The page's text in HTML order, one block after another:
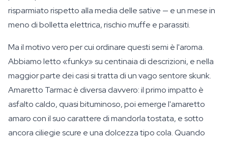
risparmiato rispetto alla media delle sative — e un mese in
meno di bolletta elettrica, rischio muffe e parassiti.
Ma il motivo vero per cui ordinare questi semi è l'aroma.
Abbiamo letto «funky» su centinaia di descrizioni, e nella
maggior parte dei casi si tratta di un vago sentore skunk.
Amaretto Tarmac è diversa davvero: il primo impatto è
asfalto caldo, quasi bituminoso, poi emerge l'amaretto
amaro con il suo carattere di mandorla tostata, e sotto
ancora ciliegie scure e una dolcezza tipo cola. Quando